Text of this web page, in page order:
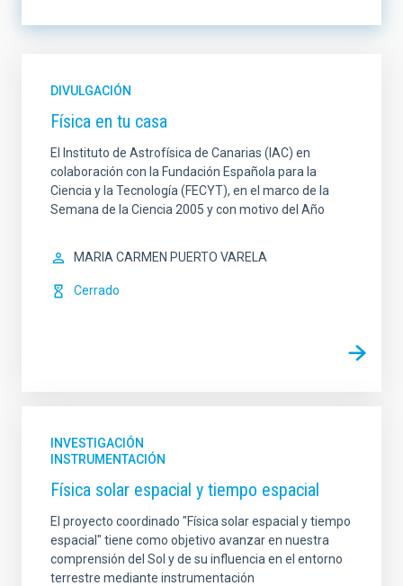
LÍNEA DE INVESTIGACIÓN
DIVULGACIÓN
Física en tu casa
El Instituto de Astrofísica de Canarias (IAC) en
colaboración con la Fundación Española para la
Ciencia y la Tecnología (FECYT), en el marco de la
Semana de la Ciencia 2005 y con motivo del Año
MARIA CARMEN PUERTO VARELA
Cerrado
INVESTIGACIÓN
INSTRUMENTACIÓN
Física solar espacial y tiempo espacial
El proyecto coordinado "Física solar espacial y tiempo
espacial" tiene como objetivo avanzar en nuestra
comprensión del Sol y de su influencia en el entorno
terrestre mediante instrumentación